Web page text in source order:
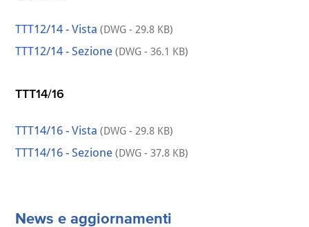
TTT12/14 - Vista(DWG - 29.8 KB)
TTT12/14 - Sezione (DWG - 36.1 KB)
TTT14/16
TTT14/16 - Vista(DWG - 29.8 KB)
TTT14/16 - Sezione (DWG - 37.8 KB)
News e aggiornamenti